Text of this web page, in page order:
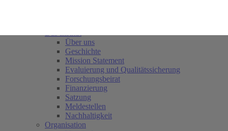
Über uns
Geschichte
Mission Statement
Evaluierung und Qualitätssicherung
Forschungsbeirat
Finanzierung
Satzung
Meldestellen
Nachhaltigkeit
Organisation